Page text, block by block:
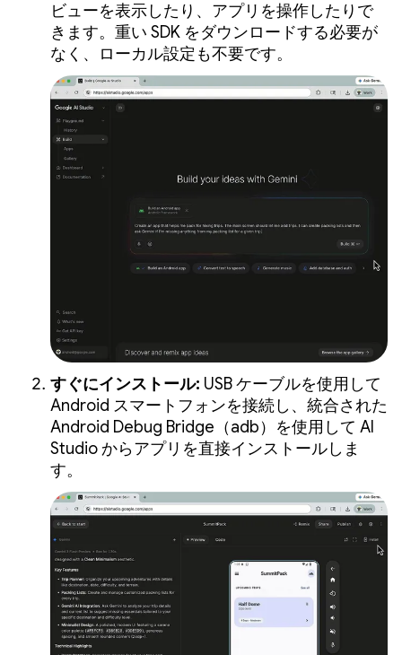
ビューを表示したり、アプリを操作したりで
きます。重い SDK をダウンロードする必要が
なく、ローカル設定も不要です。
すぐにインストール: USB ケーブルを使用して
Android スマートフォンを接続し、統合された
Android Debug Bridge（adb）を使用して AI
Studio からアプリを直接インストールしま
す。